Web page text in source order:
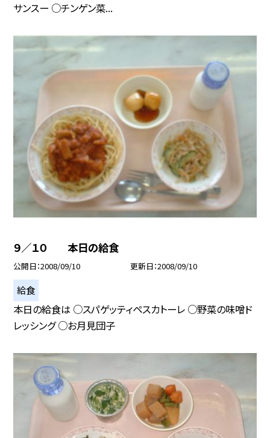
サンスー ○チンゲン菜...
９／１０ 本日の給食
公開日 2008/09/10 更新日 2008/09/10
給食
本日の給食は ○スパゲッティペスカトーレ ○野菜の味噌ド
レッシング ○お月見団子